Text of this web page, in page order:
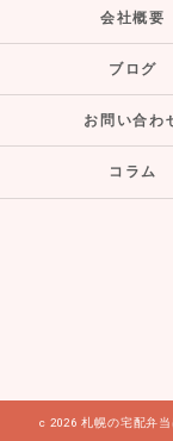
会社概要
ブログ
お問い合わ
コラム
c 2026 札幌の宅配弁